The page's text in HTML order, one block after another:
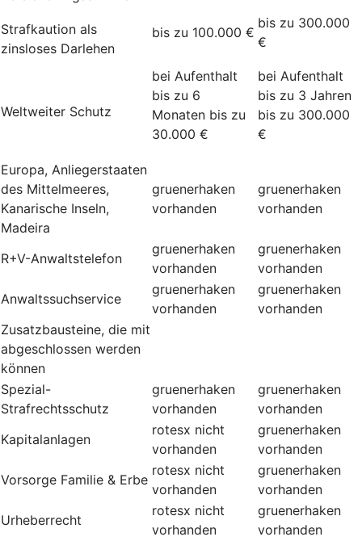
Strafkaution als
zinsloses Darlehen
bis zu 100.000 €
bis zu 300.000
€
Weltweiter Schutz
bei Aufenthalt
bis zu 6
Monaten bis zu
30.000 €
bei Aufenthalt
bis zu 3 Jahren
bis zu 300.000
€
Europa, Anliegerstaaten
des Mittelmeeres,
Kanarische Inseln,
Madeira
gruenerhaken
vorhanden
gruenerhaken
vorhanden
R+V-Anwaltstelefon
gruenerhaken
vorhanden
gruenerhaken
vorhanden
Anwaltssuchservice
gruenerhaken
vorhanden
gruenerhaken
vorhanden
Zusatzbausteine, die mit
abgeschlossen werden
können
Spezial-
Strafrechtsschutz
gruenerhaken
vorhanden
gruenerhaken
vorhanden
Kapitalanlagen
rotesx nicht
vorhanden
gruenerhaken
vorhanden
Vorsorge Familie & Erbe
rotesx nicht
vorhanden
gruenerhaken
vorhanden
Urheberrecht
rotesx nicht
vorhanden
gruenerhaken
vorhanden